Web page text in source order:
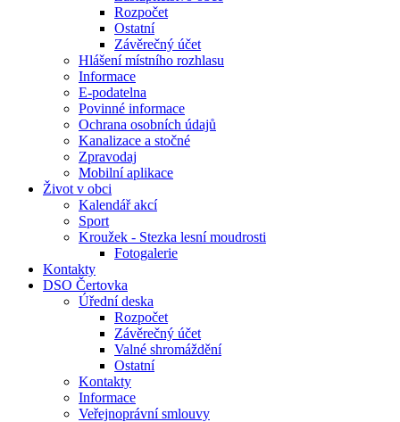
Rozpočet
Ostatní
Závěrečný účet
Hlášení místního rozhlasu
Informace
E-podatelna
Povinné informace
Ochrana osobních údajů
Kanalizace a stočné
Zpravodaj
Mobilní aplikace
Život v obci
Kalendář akcí
Sport
Kroužek - Stezka lesní moudrosti
Fotogalerie
Kontakty
DSO Čertovka
Úřední deska
Rozpočet
Závěrečný účet
Valné shromáždění
Ostatní
Kontakty
Informace
Veřejnoprávní smlouvy